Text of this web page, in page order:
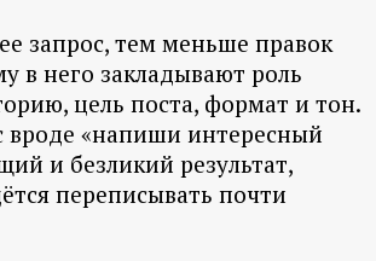
запрос, тем меньше правок
в него закладывают роль
цель поста, формат и тон.
«напиши интересный
и безликий результат,
переписывать почти